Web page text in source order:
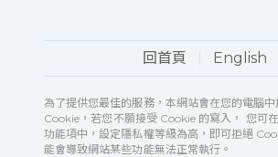
回首頁 English
為了提供您最佳的服務，本網站會在您的電腦
Cookie，若您不願接受 Cookie 的寫入， 您可
功能項中，設定隱私權等級為高，即可拒絕
能會導致網站某些功能無法正常執行。